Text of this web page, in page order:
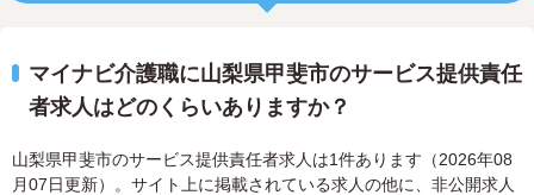
マイナビ介護職に山梨県甲斐市のサービス提供責任
者求人はどのくらいありますか？
山梨県甲斐市のサービス提供責任者求人は1件あります（2026年08
月07日更新）。サイト上に掲載されている求人の他に、非公開求人